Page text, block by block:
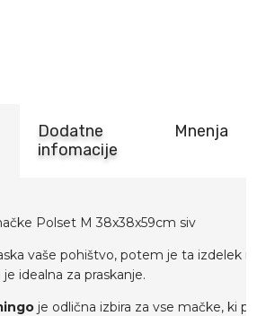
Dodatne
infomacije
Mnenja
Polset M 38x38x59cm siv
vaše pohištvo, potem je ta izdelek
je idealna za praskanje.
je odlična izbira za vse mačke, ki